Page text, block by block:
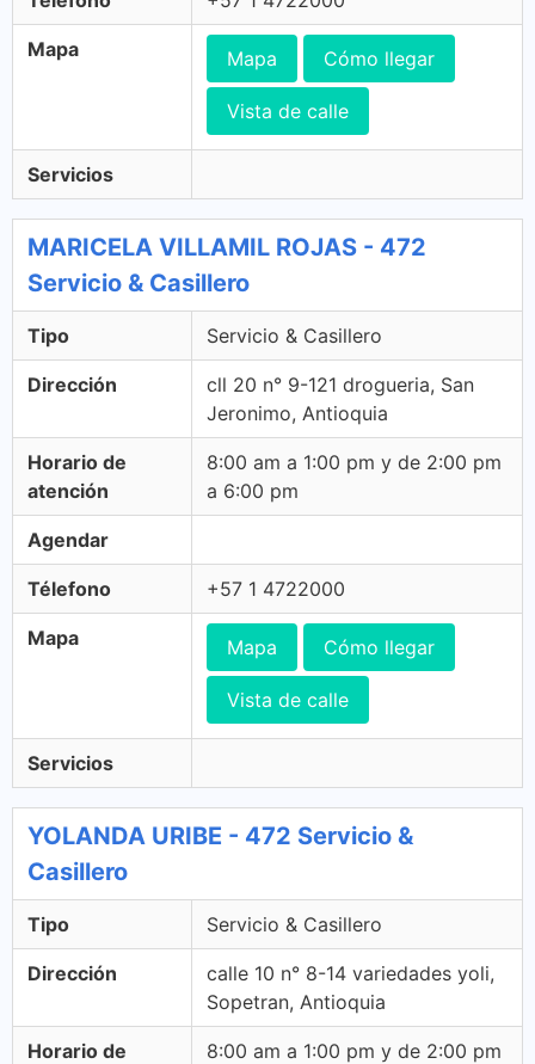
Mapa Mapa Cómo llegar
Vista de calle
Servicios
MARICELA VILLAMIL ROJAS - 472
Servicio & Casillero
Tipo Servicio & Casillero
Dirección
cll 20 n° 9-121 drogueria, San
Jeronimo, Antioquia
Horario de
atención
8:00 am a 1:00 pm y de 2:00 pm
a 6:00 pm
Agendar
Télefono +57 1 4722000
Mapa Mapa Cómo llegar
Vista de calle
Servicios
YOLANDA URIBE - 472 Servicio &
Casillero
Tipo Servicio & Casillero
Dirección
calle 10 n° 8-14 variedades yoli,
Sopetran, Antioquia
Horario de
8:00 am a 1:00 pm y de 2:00 pm